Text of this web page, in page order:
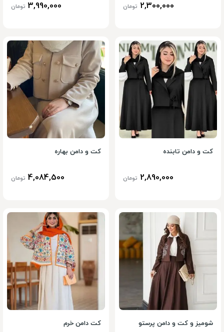
2,300,000 تومان 3,990,000 تومان
کت و دامن تابنده
2,890,000 تومان
کت و دامن بهاره
4,084,500 تومان
شومیز و کت و دامن پرستو کت دامن خرم